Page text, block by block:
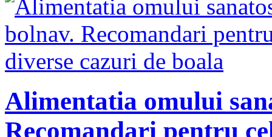
Alimentatia omului
Recomandari pentru